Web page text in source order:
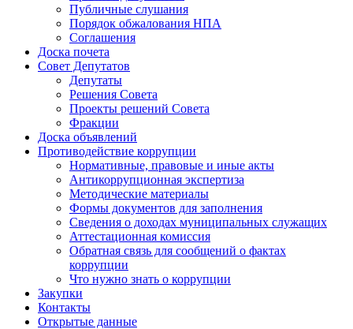
Публичные слушания
Порядок обжалования НПА
Соглашения
Доска почета
Совет Депутатов
Депутаты
Решения Совета
Проекты решений Совета
Фракции
Доска объявлений
Противодействие коррупции
Нормативные, правовые и иные акты
Антикоррупционная экспертиза
Методические материалы
Формы документов для заполнения
Сведения о доходах муниципальных служащих
Аттестационная комиссия
Обратная связь для сообщений о фактах
коррупции
Что нужно знать о коррупции
Закупки
Контакты
Открытые данные